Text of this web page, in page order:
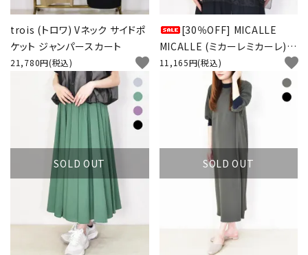
trois (トロワ) Vネック サイドポ
ケット ジャンパースカート
21,780円(税込) favorite
[30％OFF] MICALLE
MICALLE (ミカーレミカーレ) V
ネック バイカラーベスト
11,165円(税込) favorite
SOLD OUT SOLD OUT